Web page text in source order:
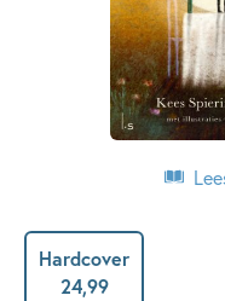
Hardcover
24,99